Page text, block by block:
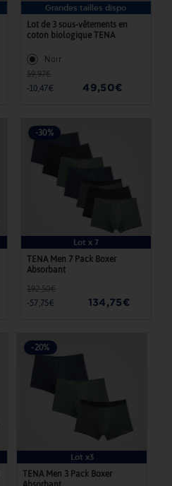
Grandes tailles dispo
Lot de 3 sous-vêtements en
coton biologique TENA
Noir
Prix
régulier
59,97€
Prix
réduit
-10,47€ 49,50€
-30%
Lot x 7
TENA Men 7 Pack Boxer
Absorbant
Prix
régulier
192,50€
Prix
réduit
-57,75€ 134,75€
-20%
Lot x3
TENA Men 3 Pack Boxer